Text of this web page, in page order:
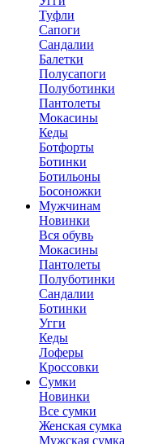
Туфли
Сапоги
Сандалии
Балетки
Полусапоги
Полуботинки
Пантолеты
Мокасины
Кеды
Ботфорты
Ботинки
Ботильоны
Босоножки
Мужчинам
Новинки
Вся обувь
Мокасины
Пантолеты
Полуботинки
Сандалии
Ботинки
Угги
Кеды
Лоферы
Кроссовки
Сумки
Новинки
Все сумки
Женская сумка
Мужская сумка